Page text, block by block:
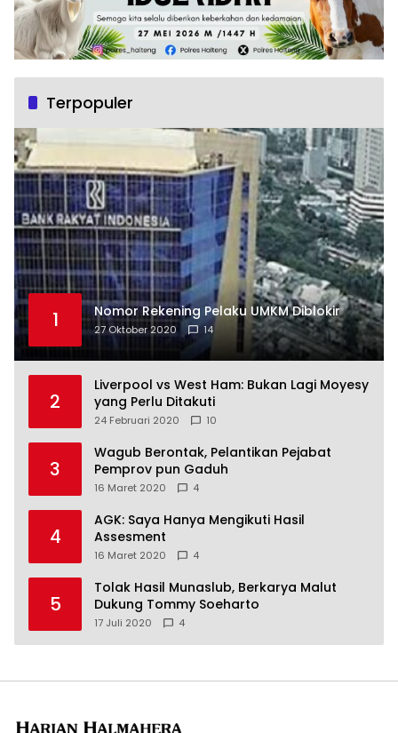
Terpopuler
1 Nomor Rekening Pelaku UMKM Diblokir
27 Oktober 2020 14
2
Liverpool vs West Ham: Bukan Lagi Moyesy
yang Perlu Ditakuti
24 Februari 2020 10
3
Wagub Berontak, Pelantikan Pejabat
Pemprov pun Gaduh
16 Maret 2020 4
4
AGK: Saya Hanya Mengikuti Hasil
Assesment
16 Maret 2020 4
5
Tolak Hasil Munaslub, Berkarya Malut
Dukung Tommy Soeharto
17 Juli 2020 4